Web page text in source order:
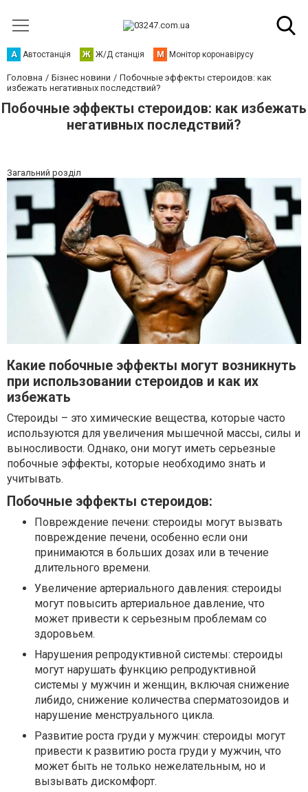
А Автостанція Ж Ж/Д станція М Монітор коронавірусу
Головна Бізнес новини
Побочные эффекты стероидов: как
избежать негативных последствий?
Побочные эффекты стероидов: как избежать
негативных последствий?
Загальний розділ
Какие побочные эффекты могут возникнуть
при использовании стероидов и как их
избежать
Стероиды – это химические вещества, которые часто
используются для увеличения мышечной массы, силы и
выносливости. Однако, они могут иметь серьезные
побочные эффекты, которые необходимо знать и
учитывать.
Побочные эффекты стероидов:
Повреждение печени: стероиды могут вызвать
повреждение печени, особенно если они
принимаются в больших дозах или в течение
длительного времени.
Увеличение артериального давления: стероиды
могут повысить артериальное давление, что
может привести к серьезным проблемам со
здоровьем.
Нарушения репродуктивной системы: стероиды
могут нарушать функцию репродуктивной
системы у мужчин и женщин, включая снижение
либидо, снижение количества сперматозоидов и
нарушение менструального цикла.
Развитие роста груди у мужчин: стероиды могут
привести к развитию роста груди у мужчин, что
может быть не только нежелательным, но и
вызывать дискомфорт.